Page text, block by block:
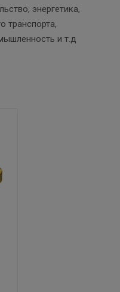
энергетика,
транспорта,
и т.д